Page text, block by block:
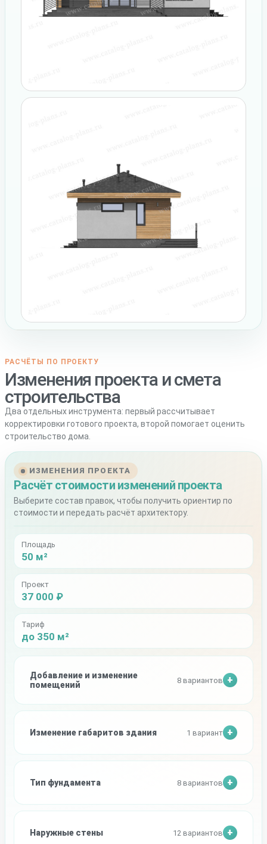
РАСЧЁТЫ ПО ПРОЕКТУ
Изменения проекта и смета
строительства
Два отдельных инструмента: первый рассчитывает
корректировки готового проекта, второй помогает оценить
строительство дома.
ИЗМЕНЕНИЯ ПРОЕКТА
Расчёт стоимости изменений проекта
Выберите состав правок, чтобы получить ориентир по
стоимости и передать расчёт архитектору.
Площадь
50 м²
Проект
37 000 ₽
Тариф
до 350 м²
Добавление и изменение
помещений
8 вариантов
Изменение габаритов здания 1 вариант
Тип фундамента 8 вариантов
Наружные стены 12 вариантов